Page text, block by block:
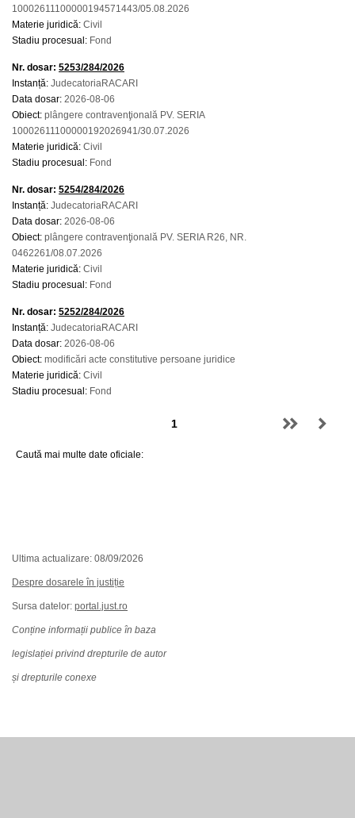
10002611100000194571443/05.08.2026
Materie juridică: Civil
Stadiu procesual: Fond
Nr. dosar: 5253/284/2026
Instanță: JudecatoriaRACARI
Data dosar: 2026-08-06
Obiect: plângere contravenţională PV. SERIA
10002611100000192026941/30.07.2026
Materie juridică: Civil
Stadiu procesual: Fond
Nr. dosar: 5254/284/2026
Instanță: JudecatoriaRACARI
Data dosar: 2026-08-06
Obiect: plângere contravenţională PV. SERIA R26, NR.
0462261/08.07.2026
Materie juridică: Civil
Stadiu procesual: Fond
Nr. dosar: 5252/284/2026
Instanță: JudecatoriaRACARI
Data dosar: 2026-08-06
Obiect: modificări acte constitutive persoane juridice
Materie juridică: Civil
Stadiu procesual: Fond
Caută mai multe date oficiale:
Ultima actualizare: 08/09/2026
Despre dosarele în justiție
Sursa datelor: portal.just.ro
Conține informații publice în baza
legislației privind drepturile de autor
și drepturile conexe